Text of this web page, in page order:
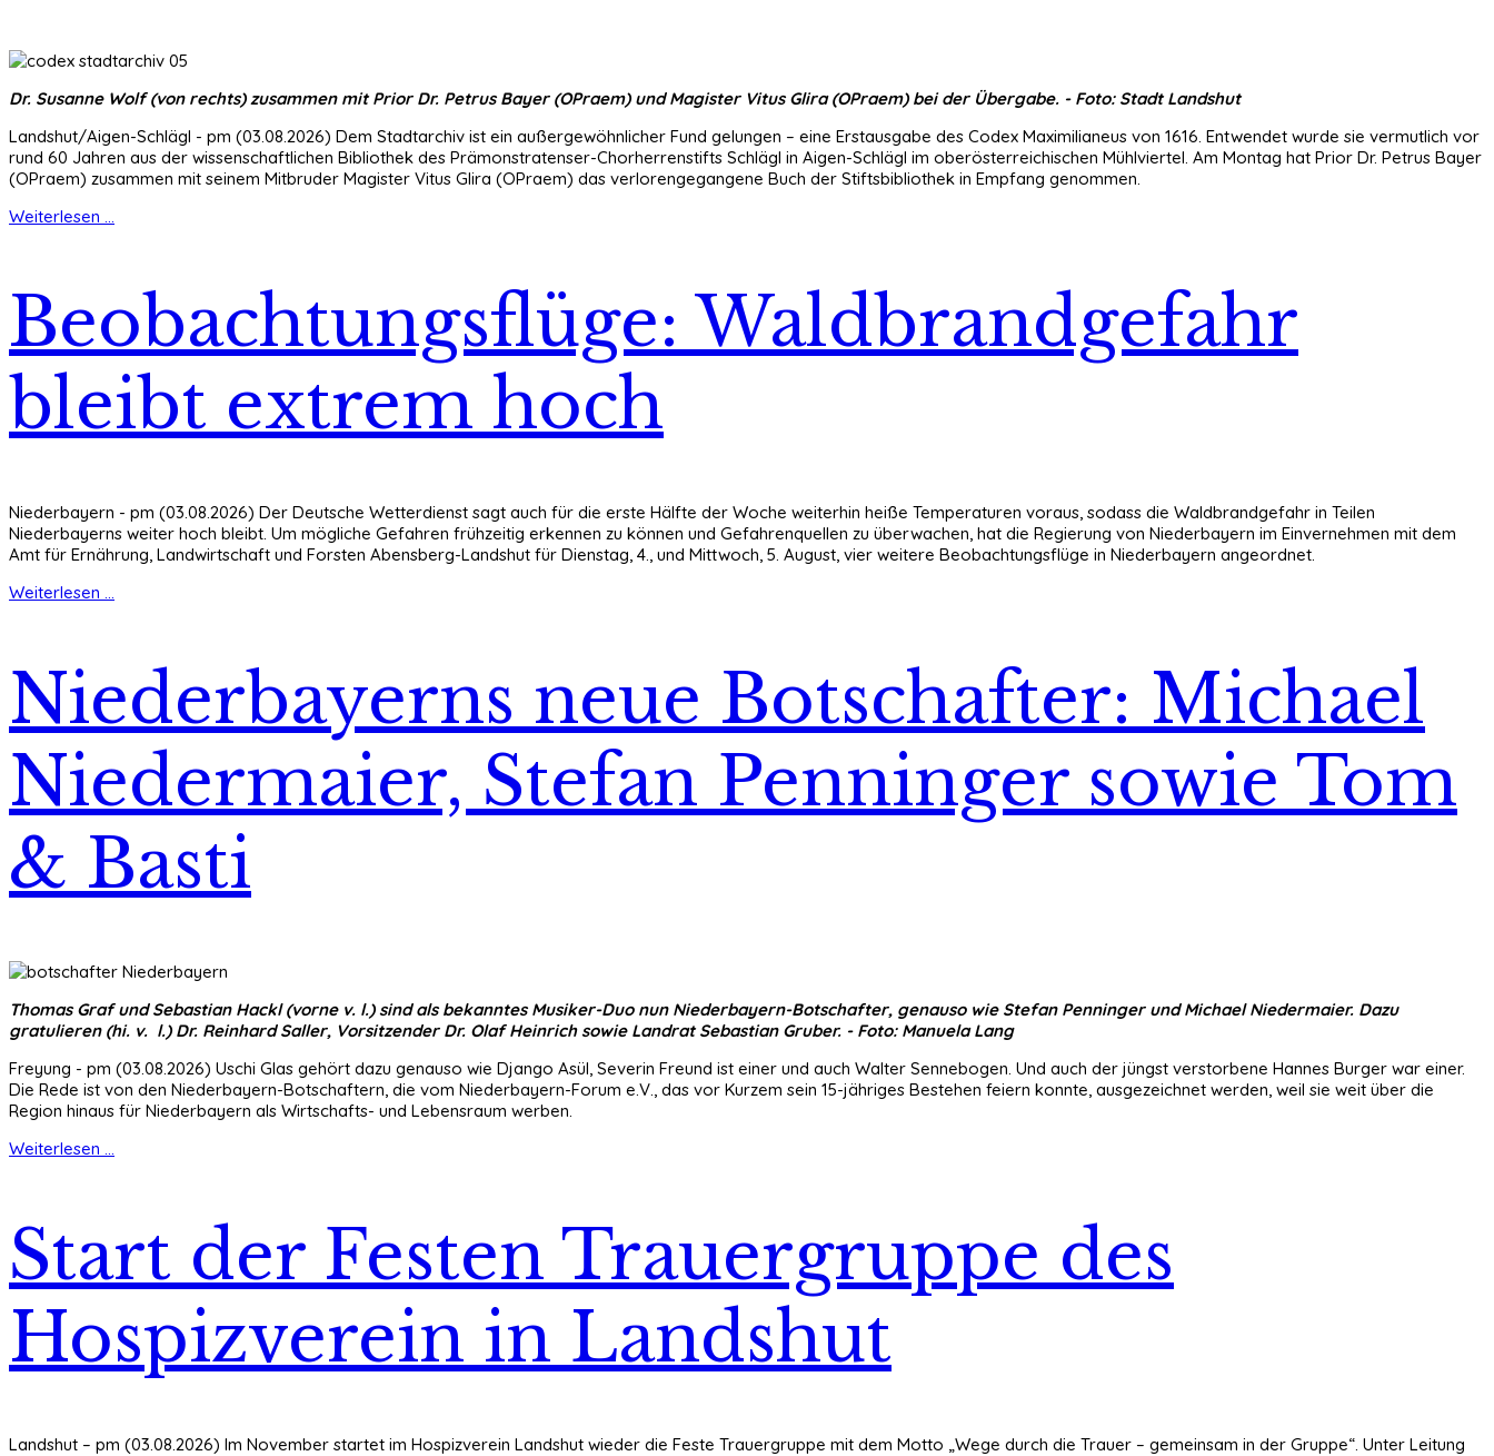
Dr. Susanne Wolf (von rechts) zusammen mit Prior Dr. Petrus Bayer (OPraem) und Magister Vitus Glira (OPraem) bei der Übergabe. - Foto: Stadt Landshut
Landshut/Aigen-Schlägl - pm (03.08.2026) Dem Stadtarchiv ist ein außergewöhnlicher Fund gelungen – eine Erstausgabe des Codex Maximilianeus von 1616. Entwendet wurde sie vermutlich vor
rund 60 Jahren aus der wissenschaftlichen Bibliothek des Prämonstratenser-Chorherrenstifts Schlägl in Aigen-Schlägl im oberösterreichischen Mühlviertel. Am Montag hat Prior Dr. Petrus Bayer
(OPraem) zusammen mit seinem Mitbruder Magister Vitus Glira (OPraem) das verlorengegangene Buch der Stiftsbibliothek in Empfang genommen.
Weiterlesen ...
Beobachtungsflüge: Waldbrandgefahr
bleibt extrem hoch
Niederbayern - pm (03.08.2026) Der Deutsche Wetterdienst sagt auch für die erste Hälfte der Woche weiterhin heiße Temperaturen voraus, sodass die Waldbrandgefahr in Teilen
Niederbayerns weiter hoch bleibt. Um mögliche Gefahren frühzeitig erkennen zu können und Gefahrenquellen zu überwachen, hat die Regierung von Niederbayern im Einvernehmen mit dem
Amt für Ernährung, Landwirtschaft und Forsten Abensberg-Landshut für Dienstag, 4., und Mittwoch, 5. August, vier weitere Beobachtungsflüge in Niederbayern angeordnet.
Weiterlesen ...
Niederbayerns neue Botschafter: Michael
Niedermaier, Stefan Penninger sowie Tom
& Basti
Thomas Graf und Sebastian Hackl (vorne v. l.) sind als bekanntes Musiker-Duo nun Niederbayern-Botschafter, genauso wie Stefan Penninger und Michael Niedermaier. Dazu
gratulieren (hi. v. l.) Dr. Reinhard Saller, Vorsitzender Dr. Olaf Heinrich sowie Landrat Sebastian Gruber. - Foto: Manuela Lang
Freyung - pm (03.08.2026) Uschi Glas gehört dazu genauso wie Django Asül, Severin Freund ist einer und auch Walter Sennebogen. Und auch der jüngst verstorbene Hannes Burger war einer.
Die Rede ist von den Niederbayern-Botschaftern, die vom Niederbayern-Forum e.V., das vor Kurzem sein 15-jähriges Bestehen feiern konnte, ausgezeichnet werden, weil sie weit über die
Region hinaus für Niederbayern als Wirtschafts- und Lebensraum werben.
Weiterlesen ...
Start der Festen Trauergruppe des
Hospizverein in Landshut
Landshut – pm (03.08.2026) Im November startet im Hospizverein Landshut wieder die Feste Trauergruppe mit dem Motto „Wege durch die Trauer – gemeinsam in der Gruppe“. Unter Leitung